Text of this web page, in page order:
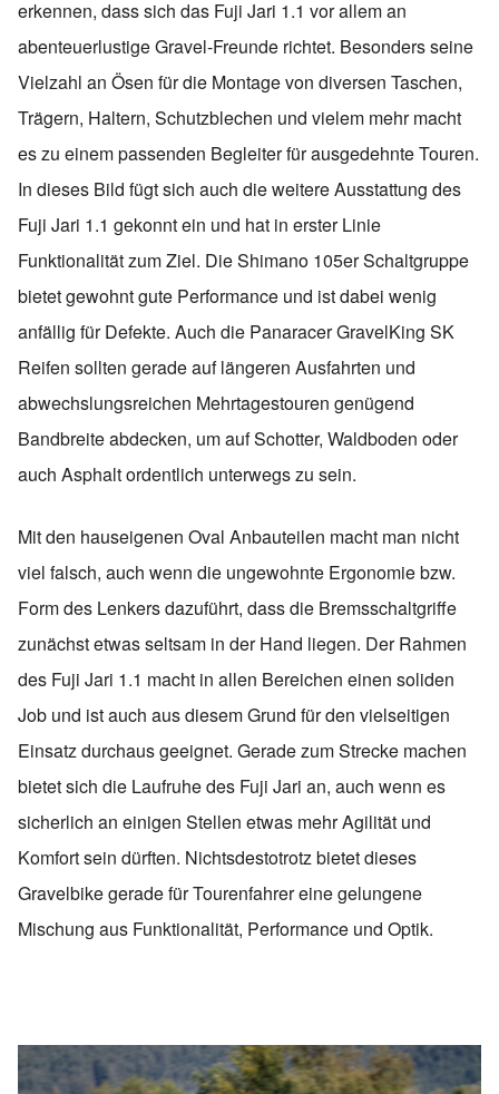
erkennen, dass sich das Fuji Jari 1.1 vor allem an
abenteuerlustige Gravel-Freunde richtet. Besonders seine
Vielzahl an Ösen für die Montage von diversen Taschen,
Trägern, Haltern, Schutzblechen und vielem mehr macht
es zu einem passenden Begleiter für ausgedehnte Touren.
In dieses Bild fügt sich auch die weitere Ausstattung des
Fuji Jari 1.1 gekonnt ein und hat in erster Linie
Funktionalität zum Ziel. Die Shimano 105er Schaltgruppe
bietet gewohnt gute Performance und ist dabei wenig
anfällig für Defekte. Auch die Panaracer GravelKing SK
Reifen sollten gerade auf längeren Ausfahrten und
abwechslungsreichen Mehrtagestouren genügend
Bandbreite abdecken, um auf Schotter, Waldboden oder
auch Asphalt ordentlich unterwegs zu sein.
Mit den hauseigenen Oval Anbauteilen macht man nicht
viel falsch, auch wenn die ungewohnte Ergonomie bzw.
Form des Lenkers dazuführt, dass die Bremsschaltgriffe
zunächst etwas seltsam in der Hand liegen. Der Rahmen
des Fuji Jari 1.1 macht in allen Bereichen einen soliden
Job und ist auch aus diesem Grund für den vielseitigen
Einsatz durchaus geeignet. Gerade zum Strecke machen
bietet sich die Laufruhe des Fuji Jari an, auch wenn es
sicherlich an einigen Stellen etwas mehr Agilität und
Komfort sein dürften. Nichtsdestotrotz bietet dieses
Gravelbike gerade für Tourenfahrer eine gelungene
Mischung aus Funktionalität, Performance und Optik.